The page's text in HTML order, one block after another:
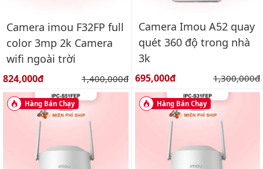
Camera imou F32FP full
color 3mp 2k Camera
wifi ngoài trời
Giá bán:
824,000đ Giá gốc:
1,400,000đ
Camera Imou A52 quay
quét 360 độ trong nhà
3k
Giá bán:
695,000đ Giá gốc:
1,300,000đ
Hàng Bán Chạy Hàng Bán Chạy